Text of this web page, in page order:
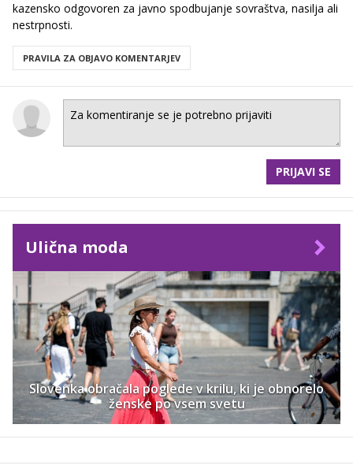
kazensko odgovoren za javno spodbujanje sovraštva, nasilja ali
nestrpnosti.
PRAVILA ZA OBJAVO KOMENTARJEV
PRIJAVI SE
Ulična moda
Slovenka obračala poglede v krilu, ki je obnorelo
ženske po vsem svetu